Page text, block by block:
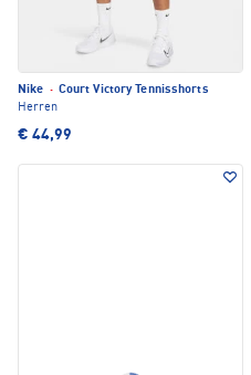
Nike · Court Victory Tennisshorts
Herren
€ 44,99